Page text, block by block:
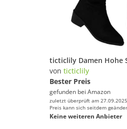
von ticticlily
Bester Preis
gefunden bei Amazon
zuletzt überprüft am
Preis kann sich seitdem
Keine weiteren Anbieter